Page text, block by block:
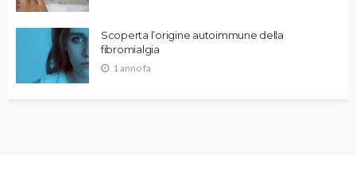
Scoperta l’origine autoimmune della
fibromialgia
1 anno fa